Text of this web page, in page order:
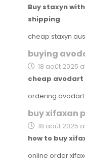
Buy staxyn
shipping
cheap staxyn
buying
18 août 2025
cheap
ordering
buy xifaxan
18 août 2025
how to buy
online order